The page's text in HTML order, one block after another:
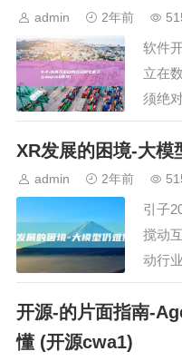
admin 2年前
软件
立在
须绝
不合
来，
作的
XR发展的困境-大模
admin 2年前
引子
搅动
动行
场景
股，
开源-的片面指南-
懂 (开源cwa1)